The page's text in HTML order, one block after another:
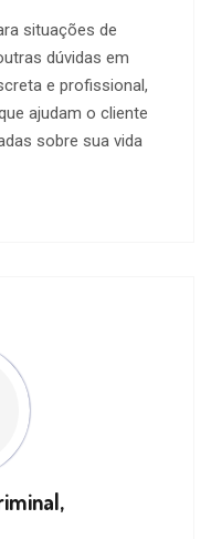
situações de
dúvidas em
e profissional,
ajudam o cliente
sobre sua vida